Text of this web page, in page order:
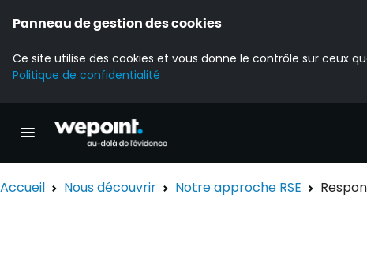
Panneau de gestion des cookies
Ce site utilise des cookies et vous donne le contrôle sur ceux
Politique de confidentialité
Ouvrir la navigation principale
Accueil Nous découvrir Notre approche RSE